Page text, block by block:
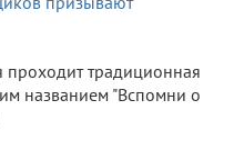
традиционная
названием "Вспомни о